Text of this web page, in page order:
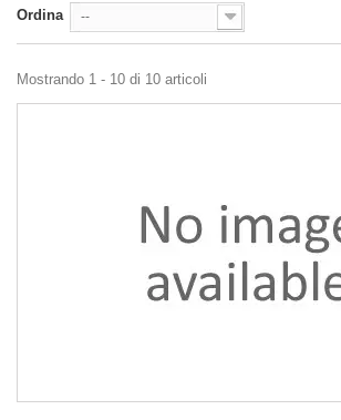
Ordina --
Mostrando 1 - 10 di 10 articoli